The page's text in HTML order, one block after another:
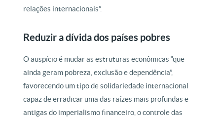
relações internacionais”.
Reduzir a dívida dos países pobres
O auspício é mudar as estruturas econômicas “que
ainda geram pobreza, exclusão e dependência”,
favorecendo um tipo de solidariedade internacional
capaz de erradicar uma das raízes mais profundas e
antigas do imperialismo financeiro, o controle das